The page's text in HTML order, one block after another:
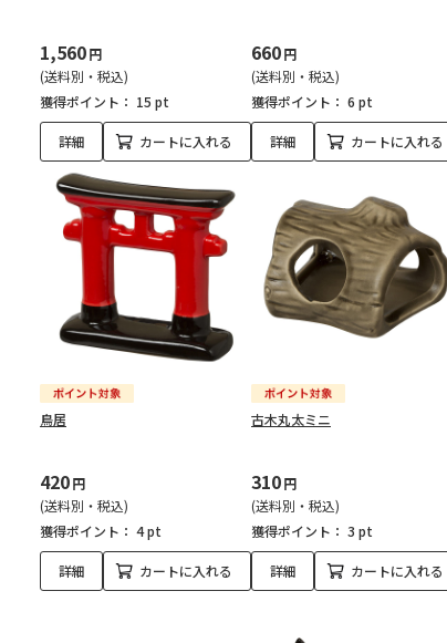
1,560円
(送料別・税込)
獲得ポイント： 15 pt
詳細 カートに入れる
660円
(送料別・税込)
獲得ポイント： 6 pt
詳細 カートに入れる
鳥居
420円
(送料別・税込)
獲得ポイント： 4 pt
詳細 カートに入れる
古木丸太ミニ
310円
(送料別・税込)
獲得ポイント： 3 pt
詳細 カートに入れる